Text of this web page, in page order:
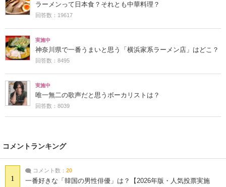
ラーメンって日本食？それとも中華料理？
回答数：19617
実施中
神奈川県で一番うまいと思う「横浜家系ラーメン店」はどこ？
回答数：8495
実施中
唯一無二の歌声だと思うボーカリストは？
回答数：8039
コメントランキング
1
コメント数： 20
一番好きな「韓国の男性俳優」は？【2026年版・人気投票実施